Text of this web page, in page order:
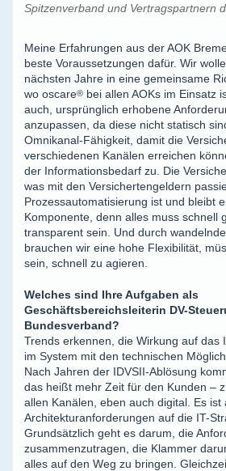
Spitzenverband und Vertragspartnern
Meine Erfahrungen aus der AOK
beste Voraussetzungen dafür. Wir
nächsten Jahre in eine gemeinsame
wo oscare® bei allen AOKs im Einsatz
auch, ursprünglich erhobene
anzupassen, da diese nicht statisch
Omnikanal-Fähigkeit, damit die
verschiedenen Kanälen erreichen
der Informationsbedarf zu. Die
was mit den Versichertengeldern
Prozessautomatisierung ist und bleibt
Komponente, denn alles muss schnell
transparent sein. Und durch
brauchen wir eine hohe Flexibilität,
sein, schnell zu agieren.
Welches sind Ihre Aufgaben als
Geschäftsbereichsleiterin DV-
Bundesverband?
Trends erkennen, die Wirkung auf das
im System mit den technischen
Nach Jahren der IDVSII-Ablösung
das heißt mehr Zeit für den Kunden –
allen Kanälen, eben auch digital. Es ist
Architekturanforderungen auf die IT-
Grundsätzlich geht es darum, die
zusammenzutragen, die Klammer
alles auf den Weg zu bringen.